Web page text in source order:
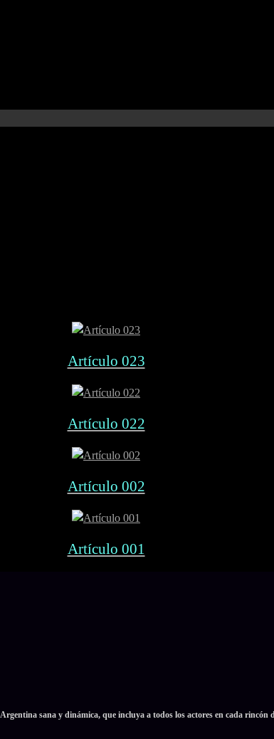
Artículo 023
Artículo 022
Artículo 002
Artículo 001
sana y dinámica, que incluya a todos los actores en cada rincón